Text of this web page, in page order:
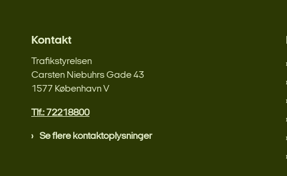
Kontakt
Trafikstyrelsen
Carsten Niebuhrs Gade 43
1577 København V
Tlf.: 72218800
Se flere kontaktoplysninger